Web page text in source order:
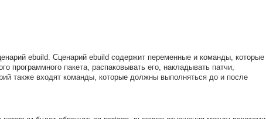
ebuild. Сценарий ebuild содержит переменные и команды, которые
программного пакета, распаковывать его, накладывать патчи,
также входят команды, которые должны выполняться до и после